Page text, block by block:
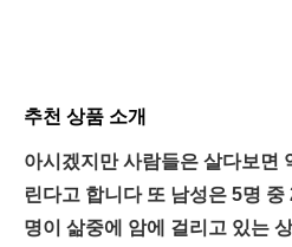
추천 상품 소개
아시겠지만 사람들은 살다보면
린다고 합니다 또 남성은 5명
명이 삶중에 암에 걸리고 있는